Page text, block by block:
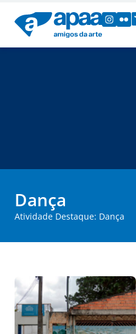
Dança
Atividade Destaque: Dança